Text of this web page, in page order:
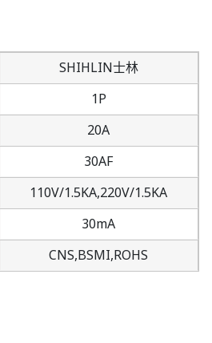
SHIHLIN士林
1P
20A
30AF
110V/1.5KA,220V/1.5KA
30mA
CNS,BSMI,ROHS